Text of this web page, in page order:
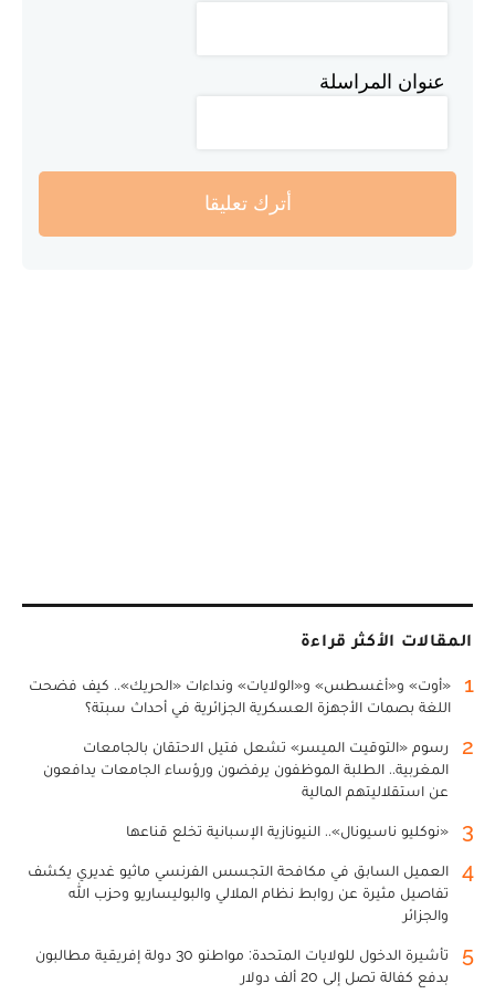
عنوان المراسلة
أترك تعليقا
المقالات الأكثر قراءة
1
«أوت» و«أغسطس» و«الولايات» ونداءات «الحريك».. كيف فضحت
اللغة بصمات الأجهزة العسكرية الجزائرية في أحداث سبتة؟
2
رسوم «التوقيت الميسر» تشعل فتيل الاحتقان بالجامعات
المغربية.. الطلبة الموظفون يرفضون ورؤساء الجامعات يدافعون
عن استقلاليتهم المالية
3 «نوكليو ناسيونال».. النيونازية الإسبانية تخلع قناعها
4
العميل السابق في مكافحة التجسس الفرنسي ماثيو غديري يكشف
تفاصيل مثيرة عن روابط نظام الملالي والبوليساريو وحزب الله
والجزائر
5
تأشيرة الدخول للولايات المتحدة: مواطنو 30 دولة إفريقية مطالبون
بدفع كفالة تصل إلى 20 ألف دولار